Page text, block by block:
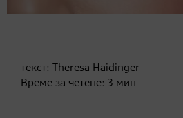
текст:
Theresa Haidinger
Време за четене: 3 мин